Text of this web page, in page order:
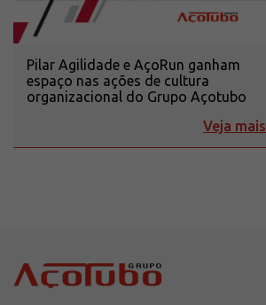
Pilar Agilidade e AçoRun ganham
espaço nas ações de cultura
organizacional do Grupo Açotubo
Veja mais